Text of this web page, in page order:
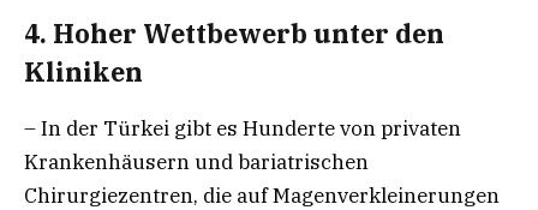
4. Hoher Wettbewerb unter den
Kliniken
– In der Türkei gibt es Hunderte von privaten
Krankenhäusern und bariatrischen
Chirurgiezentren, die auf Magenverkleinerungen